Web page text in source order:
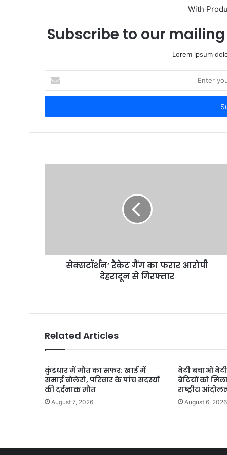
With
Subscribe to our
Lorem ipsum
your
Email
सेक्सटॉर्शन’ रैकेट गैंग का फरार आरोपी
देहरादून से गिरफ्तार
Related Articles
कुंडधार में मौत का सफर: खाई में
समाई बोलेरो, परिवार के पांच सदस्यों
की दर्दनाक मौत
August 7, 2026
बेटी बचाओ
बेटियों को
राष्ट्रीय
August 6, 2026